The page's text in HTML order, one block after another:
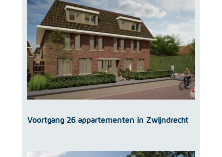
Voortgang 26 appartementen in Zwijndrecht